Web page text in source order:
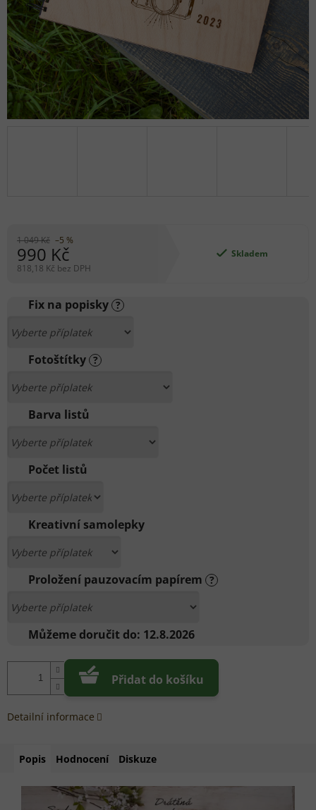
1 049 Kč –5 %
990 Kč
818,18 Kč bez DPH
cena:
Skladem
Fix na popisky ?
Fotoštítky ?
Barva listů
Počet listů
Kreativní samolepky
Proložení pauzovacím papírem ?
Můžeme doručit do: 12.8.2026
Přidat do košíku
Detailní informace
Popis Hodnocení Diskuze